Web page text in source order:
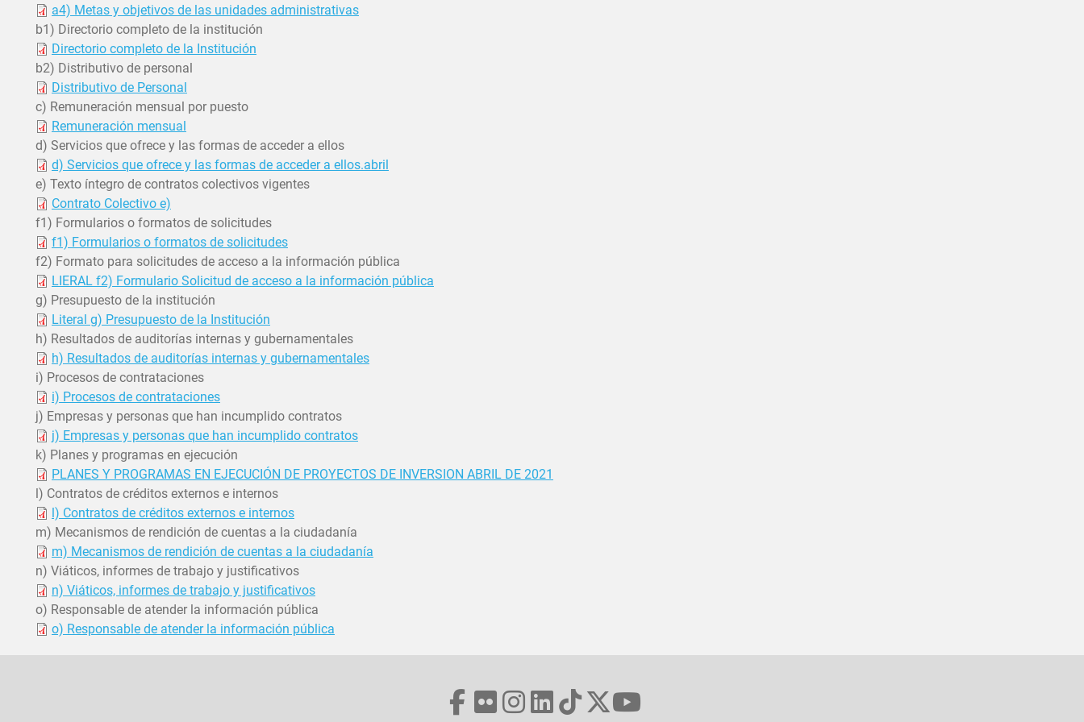
a4) Metas y objetivos de las unidades administrativas
b1) Directorio completo de la institución
Directorio completo de la Institución
b2) Distributivo de personal
Distributivo de Personal
c) Remuneración mensual por puesto
Remuneración mensual
d) Servicios que ofrece y las formas de acceder a ellos
d) Servicios que ofrece y las formas de acceder a ellos.abril
e) Texto íntegro de contratos colectivos vigentes
Contrato Colectivo e)
f1) Formularios o formatos de solicitudes
f1) Formularios o formatos de solicitudes
f2) Formato para solicitudes de acceso a la información pública
LIERAL f2) Formulario Solicitud de acceso a la información pública
g) Presupuesto de la institución
Literal g) Presupuesto de la Institución
h) Resultados de auditorías internas y gubernamentales
h) Resultados de auditorías internas y gubernamentales
i) Procesos de contrataciones
i) Procesos de contrataciones
j) Empresas y personas que han incumplido contratos
j) Empresas y personas que han incumplido contratos
k) Planes y programas en ejecución
PLANES Y PROGRAMAS EN EJECUCIÓN DE PROYECTOS DE INVERSION ABRIL DE 2021
l) Contratos de créditos externos e internos
l) Contratos de créditos externos e internos
m) Mecanismos de rendición de cuentas a la ciudadanía
m) Mecanismos de rendición de cuentas a la ciudadanía
n) Viáticos, informes de trabajo y justificativos
n) Viáticos, informes de trabajo y justificativos
o) Responsable de atender la información pública
o) Responsable de atender la información pública